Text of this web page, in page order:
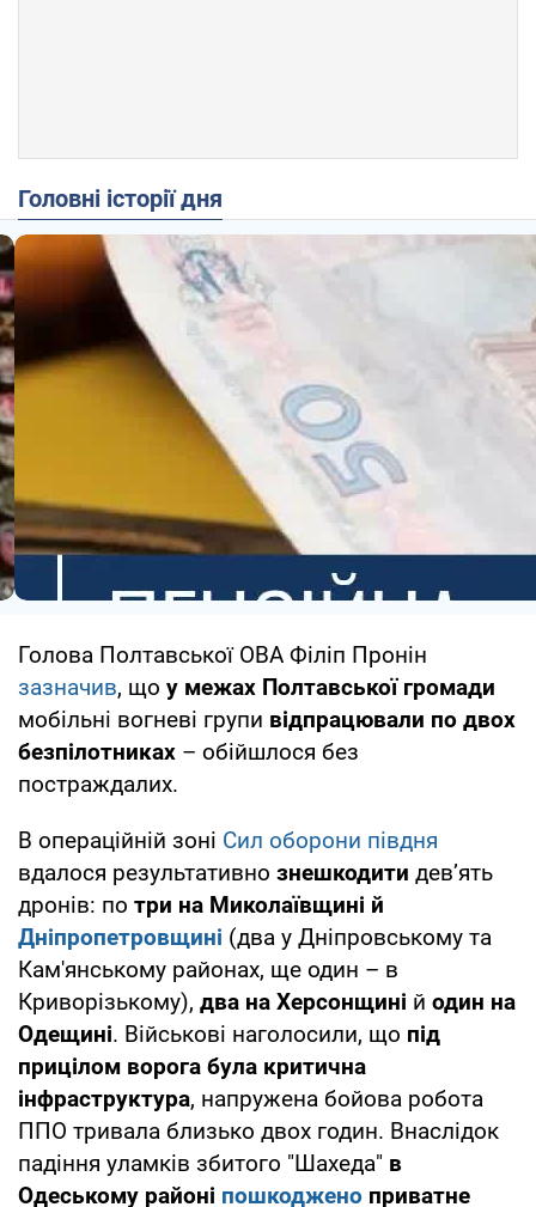
Головні історії дня
Голова Полтавської ОВА Філіп Пронін
зазначив, що у межах Полтавської громади
мобільні вогневі групи відпрацювали по двох
безпілотниках – обійшлося без
постраждалих.
В операційній зоні Сил оборони півдня
вдалося результативно знешкодити дев’ять
дронів: по три на Миколаївщині й
Дніпропетровщині (два у Дніпровському та
Кам'янському районах, ще один – в
Криворізькому), два на Херсонщині й один на
Одещині. Військові наголосили, що під
прицілом ворога була критична
інфраструктура, напружена бойова робота
ППО тривала близько двох годин. Внаслідок
падіння уламків збитого "Шахеда" в
Одеському районі пошкоджено приватне